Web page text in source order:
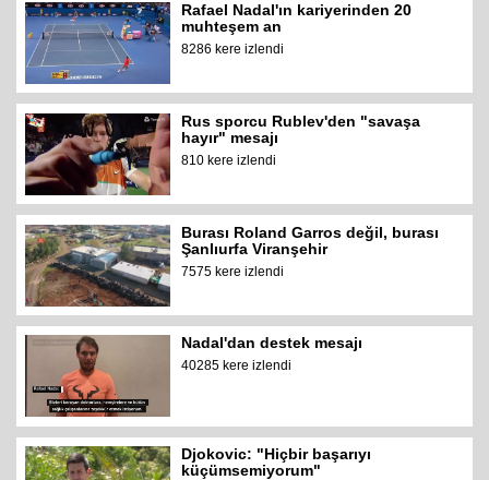
Rafael Nadal'ın kariyerinden 20
muhteşem an
8286 kere izlendi
Rus sporcu Rublev'den "savaşa
hayır" mesajı
810 kere izlendi
Burası Roland Garros değil, burası
Şanlıurfa Viranşehir
7575 kere izlendi
Nadal'dan destek mesajı
40285 kere izlendi
Djokovic: "Hiçbir başarıyı
küçümsemiyorum"